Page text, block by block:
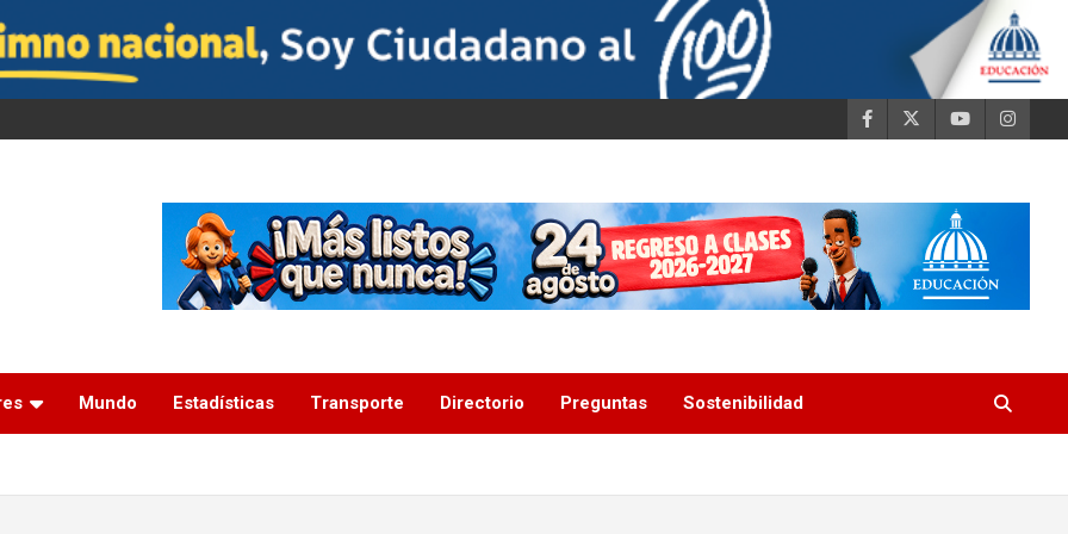
Mundo Estadísticas Transporte Directorio Preguntas Sostenibilidad